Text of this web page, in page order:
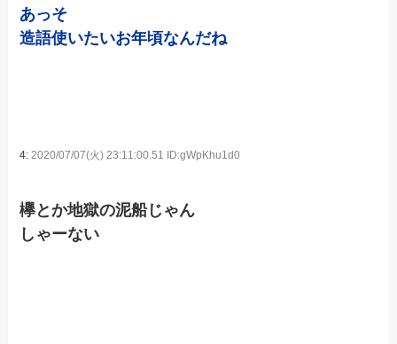
あっそ
造語使いたいお年頃なんだね
4: 2020/07/07(火) 23:11:00.51 ID:gWpKhu1d0
欅とか地獄の泥船じゃん
しゃーない